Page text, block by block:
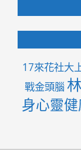
17來花社大
戰金頭腦
身心靈